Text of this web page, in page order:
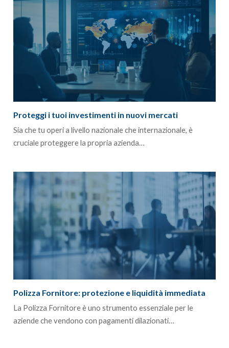
Proteggi i tuoi investimenti in nuovi mercati
Sia che tu operi a livello nazionale che internazionale, è
cruciale proteggere la propria azienda…
Polizza Fornitore: protezione e liquidità immediata
La Polizza Fornitore è uno strumento essenziale per le
aziende che vendono con pagamenti dilazionati…